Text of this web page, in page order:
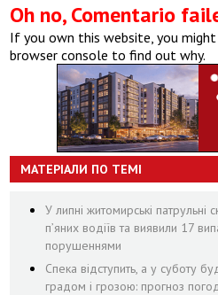
Oh no, Comentario
If you own this website, you
browser console to find out why.
МАТЕРІАЛИ ПО ТЕМІ
У липні житомирські патрульні
пʼяних водіїв та виявили 17
порушеннями
Спека відступить, а у суботу
градом і грозою: прогноз